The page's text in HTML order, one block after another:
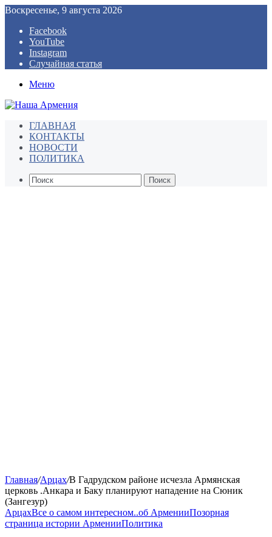
Воскресенье, 9 августа 2026
Facebook
YouTube
Instagram
Случайная статья
Меню
ГЛАВНАЯ
КОНТАКТЫ
НОВОСТИ
ПОЛИТИКА
Поиск
Главная/Арцах/В Гадрудском районе исчезла Армянская
церковь .Анкара и Баку планируют нападение на Сюник
(Зангезур)
АрцахВсе о самом интересном..об АрменииПозорная
страница истории АрменииПолитика